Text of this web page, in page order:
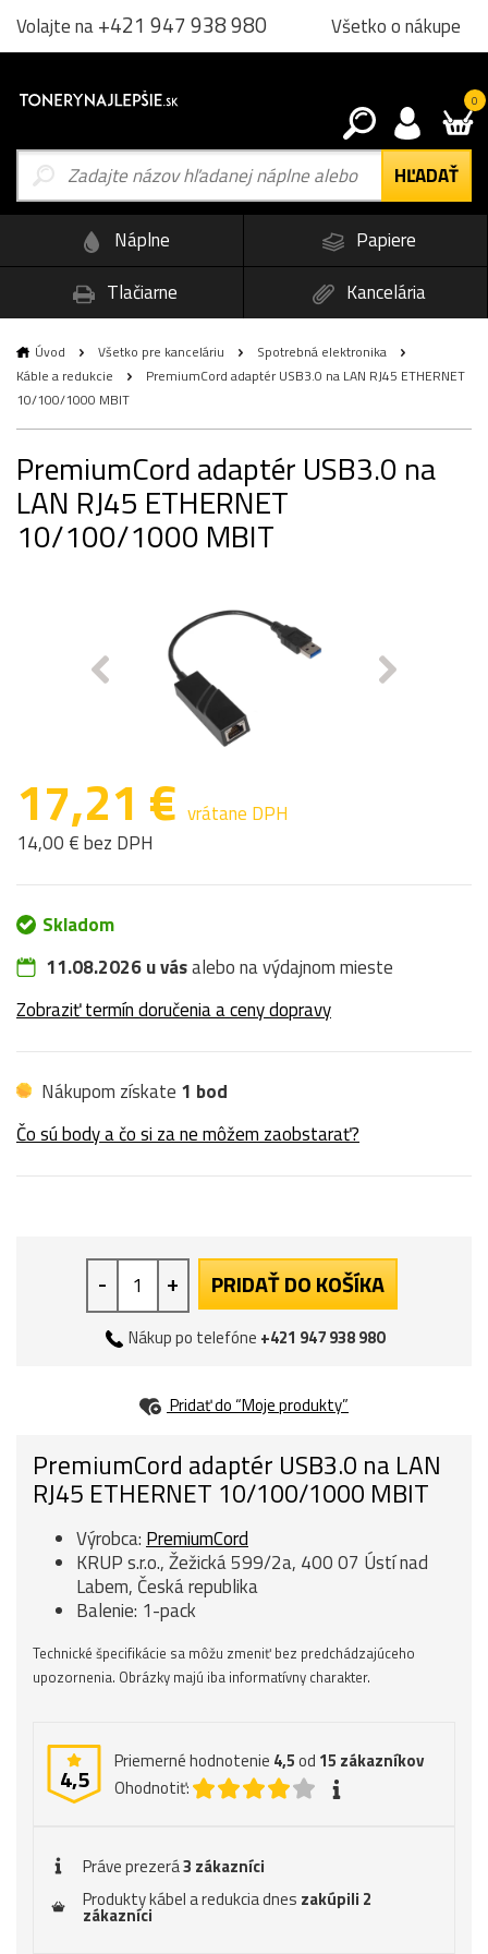
Volajte na+421 947 938 980 Všetko o nákupe
0
Náplne
Papiere
Tlačiarne
Kancelária
Úvod Všetko pre kanceláriu
Spotrebná elektronika
Káble a redukcie
PremiumCord adaptér USB3.0 na LAN RJ45 ETHERNET
10/100/1000 MBIT
PremiumCord adaptér USB3.0 na
LAN RJ45 ETHERNET
10/100/1000 MBIT
17,21 € vrátane DPH
14,00 € bez DPH
Skladom
11.08.2026 u vásalebo na výdajnom mieste
Zobraziť termín doručenia a ceny dopravy
Nákupom získate 1 bod
Čo sú body a čo si za ne môžem zaobstarať?
- + PRIDAŤ DO KOŠÍKA
Nákup po telefóne +421 947 938 980
Pridať do “Moje produkty”
PremiumCord adaptér USB3.0 na LAN
RJ45 ETHERNET 10/100/1000 MBIT
Výrobca: PremiumCord
KRUP s.r.o., Žežická 599/2a, 400 07 Ústí nad
Labem, Česká republika
Balenie: 1-pack
Technické špecifikácie sa môžu zmeniť bez predchádzajúceho
upozornenia. Obrázky majú iba informatívny charakter.
4,5
Priemerné hodnotenie 4,5od 15 zákazníkov
Ohodnotiť:
Práve prezerá3 zákazníci
Produkty kábel a redukcia dnes zakúpili 2
zákazníci